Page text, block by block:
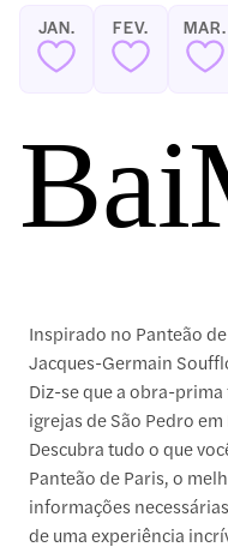
JAN. FEV. MAR.
Inspirado no Panteão
Jacques-Germain
Diz-se que a obra-
igrejas de São Pedro
Descubra tudo o que
Panteão de Paris, o
informações
de uma experiência